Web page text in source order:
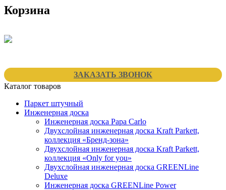
Корзина
ЗАКАЗАТЬ ЗВОНОК
Каталог товаров
Паркет штучный
Инженерная доска
Инженерная доска Papa Carlo
Двухслойная инженерная доска Kraft Parkett,
коллекция «Бренд-зона»
Двухслойная инженерная доска Kraft Parkett,
коллекция «Only for you»
Двухслойная инженерная доска GREENLine
Deluxe
Инженерная доска GREENLine Power